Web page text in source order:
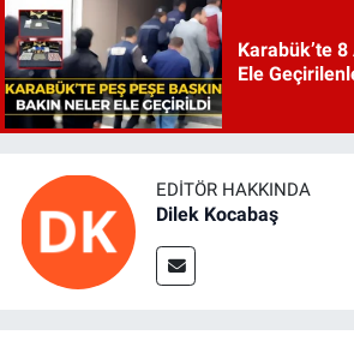
Karabük’te
Ele
EDITÖR HAKKINDA
Dilek Kocabaş